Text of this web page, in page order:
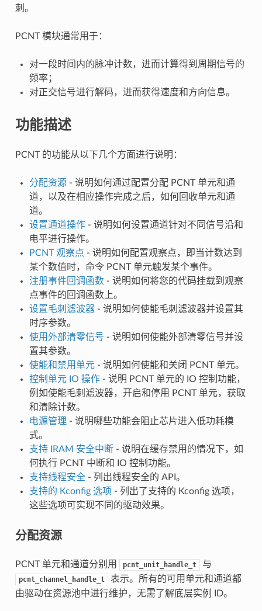
刺。
PCNT 模块通常用于：
对一段时间内的脉冲计数，进而计算得到周期信号的
频率；
对正交信号进行解码，进而获得速度和方向信息。
功能描述
PCNT 的功能从以下几个方面进行说明：
分配资源 - 说明如何通过配置分配 PCNT 单元和通
道，以及在相应操作完成之后，如何回收单元和通
道。
设置通道操作- 说明如何设置通道针对不同信号沿和
电平进行操作。
PCNT 观察点 - 说明如何配置观察点，即当计数达到
某个数值时，命令 PCNT 单元触发某个事件。
注册事件回调函数- 说明如何将您的代码挂载到观察
点事件的回调函数上。
设置毛刺滤波器- 说明如何使能毛刺滤波器并设置其
时序参数。
使用外部清零信号 - 说明如何使能外部清零信号并设
置其参数。
使能和禁用单元- 说明如何使能和关闭 PCNT 单元。
控制单元 IO 操作- 说明 PCNT 单元的 IO 控制功能，
例如使能毛刺滤波器，开启和停用 PCNT 单元，获取
和清除计数。
电源管理 - 说明哪些功能会阻止芯片进入低功耗模
式。
支持 IRAM 安全中断- 说明在缓存禁用的情况下，如
何执行 PCNT 中断和 IO 控制功能。
支持线程安全- 列出线程安全的 API。
支持的 Kconfig 选项 - 列出了支持的 Kconfig 选项，
这些选项可实现不同的驱动效果。
分配资源
PCNT 单元和通道分别用 pcnt_unit_handle_t 与
pcnt_channel_handle_t
表示。所有的可用单元和通道都
由驱动在资源池中进行维护，无需了解底层实例 ID。